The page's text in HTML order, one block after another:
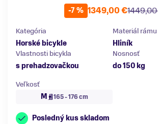
-7 % 1349,00 €
Kategória
Horské bicykle
Materiál rámu
Hliník
Vlastnosti bicykla
s prehadzovačkou
Nosnosť
do 150 kg
Veľkosť
M
165 - 176 cm
Posledný kus skladom